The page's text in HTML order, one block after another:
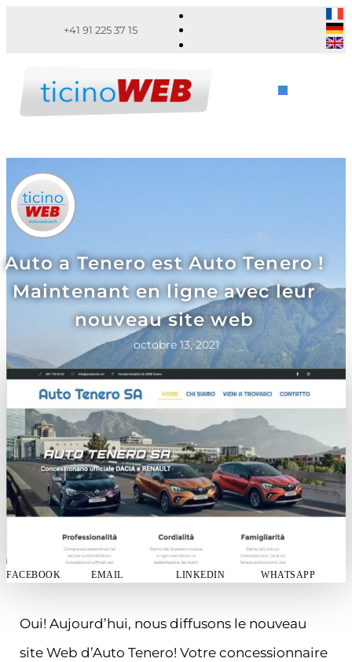
+41 91 225 37 15
Auto a Tenero est Auto Tenero !
Maintenant en ligne avec leur
nouveau site web
octobre 13, 2021
FACEBOOK EMAIL LINKEDIN WHATSAPP
Oui! Aujourd’hui, nous diffusons le nouveau
site Web d’Auto Tenero! Votre concessionnaire